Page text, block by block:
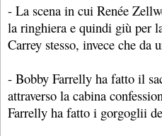
- La scena in cui Renée
la ringhiera e quindi giù per
Carrey stesso, invece che da
- Bobby Farrelly ha fatto il
attraverso la cabina
Farrelly ha fatto i gorgoglii